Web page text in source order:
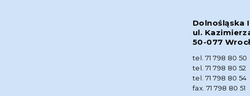
Dolnośląska
ul.
50-077
tel. 71 798 80 50
tel. 71 798 80 52
tel. 71 798 80 54
fax. 71 798 80 51